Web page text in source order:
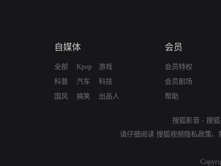
自媒体
全部
科普
国风
Kpop
汽车
搞笑
游戏
科技
出品人
会员
会员特权
会员剧场
帮助
搜狐影音 - 搜
请仔细阅读 搜狐视频隐私政策、